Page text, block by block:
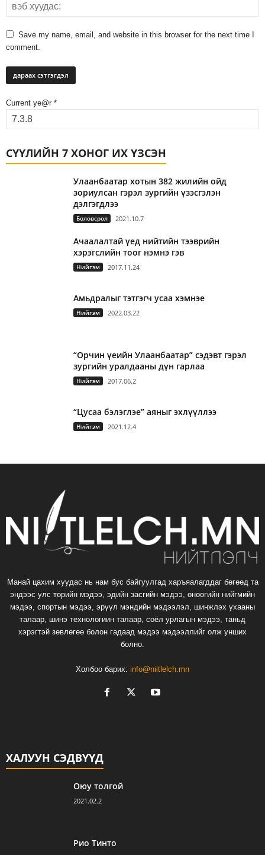
Save my name, email, and website in this browser for the next time I
comment.
Current ye@r *
СҮҮЛИЙН 7 ХОНОГ ИХ ҮЗСЭН
Улаанбаатар хотын 382 жилийн ойд
зориулсан гэрэл зургийн үзэсгэлэн
дэлгэгдлээ
Боловсрол 2021.10.7
Ачаалалтай үед нийтийн тээврийн
хэрэгслийн тоог нэмнэ гэв
Нийгэм 2017.11.24
Амьдралыг тэтгэгч усаа хэмнэе
Нийгэм 2022.03.22
“Орчин үеийн Улаанбаатар” сэдэвт гэрэл
зургийн уралдааны дүн гарлаа
Нийгэм 2017.06.2
“Цусаа бэлэглэе” аяныг эхлүүллээ
Нийгэм 2021.12.4
Манай цахим хуудас нь нам бус байгуулгад харъяалагддаг бөгөөд та
эндээс улс төрийн мэдээ, эдийн засгийн мэдээ, өнөөгийн нийгмийн
мэдээ, спортын мэдээ, эрүүл мэндийн мэдээлэл, шинжлэх ухааны
талаар, шинэ технологиин талаар, соёл урлагын мэдээ, таньд
хэрэгтэй зөвлөгөө болон гадаад мэдээ мэдээллийг олж унших
болно.
Холбоо барих: info@niitlelch.mn
ХАЛУУН СЭДВҮҮД
Оюу толгой
2021.02.2
Рио Тинто